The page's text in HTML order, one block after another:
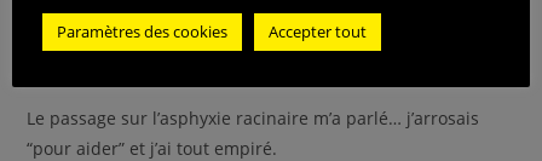
Le passage sur l’asphyxie racinaire m’a parlé… j’arrosais
“pour aider” et j’ai tout empiré.
Paramètres des cookies Accepter tout